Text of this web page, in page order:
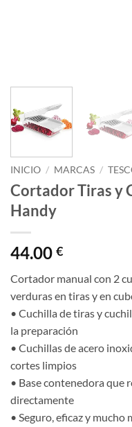
INICIO / MARCAS /
Cortador Tiras y
Handy
44.00 €
Cortador manual con 2
verduras en tiras y en
• Cuchilla de tiras y
la preparación
• Cuchillas de acero
cortes limpios
• Base contenedora que
directamente
• Seguro, eficaz y mucho